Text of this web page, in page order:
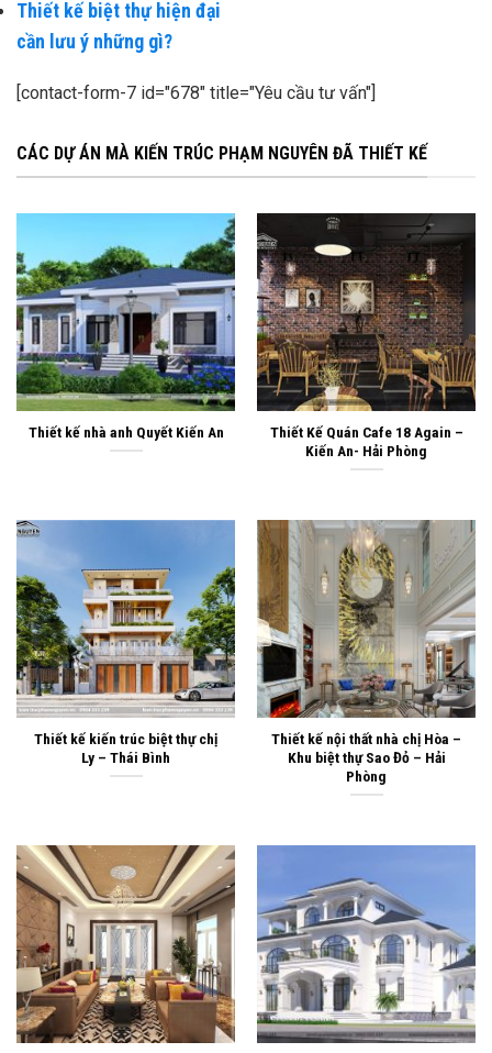
Thiết kế biệt thự hiện đại
cần lưu ý những gì?
[contact-form-7 id="678" title="Yêu cầu tư vấn"]
CÁC DỰ ÁN MÀ KIẾN TRÚC PHẠM NGUYÊN ĐÃ THIẾT KẾ
Thiết kế nhà anh Quyết Kiến An
Thiết Kế Quán Cafe 18 Again –
Kiến An- Hải Phòng
Thiết kế kiến trúc biệt thự chị
Ly – Thái Bình
Thiết kế nội thất nhà chị Hòa –
Khu biệt thự Sao Đỏ – Hải
Phòng